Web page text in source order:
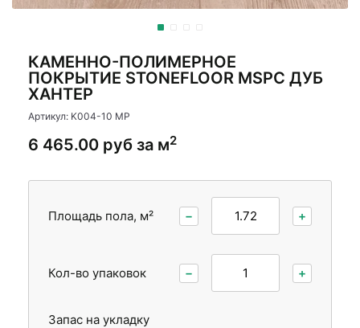
КАМЕННО-ПОЛИМЕРНОЕ
ПОКРЫТИЕ STONEFLOOR MSPC ДУБ
ХАНТЕР
Артикул: K004-10 MP
6 465.00 руб за м2
Площадь пола, м² − +
Кол-во упаковок − +
Запас на укладку
Межкомнатные двери